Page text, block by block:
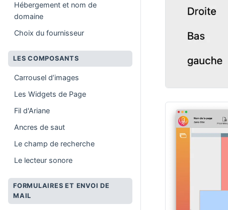
Hébergement et nom de
domaine
Choix du fournisseur
LES COMPOSANTS
Carrousel d’images
Les Widgets de Page
Fil d'Ariane
Ancres de saut
Le champ de recherche
Le lecteur sonore
FORMULAIRES ET ENVOI DE
MAIL